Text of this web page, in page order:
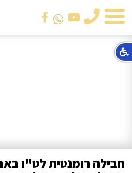
טלפון
חבילה רומנטית לט"ו